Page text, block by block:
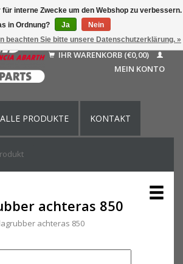
Nederlands
Français
English (US)
IHR WARENKORB (€0,00)
MEIN KONTO
ALLE PRODUKTE KONTAKT
achteras 850
achteras 850
interne Zwecke um den Webshop zu verbessern.
in Ordnung?
Ja
Nein
beachten Sie bitte unsere Datenschutzerklärung. »